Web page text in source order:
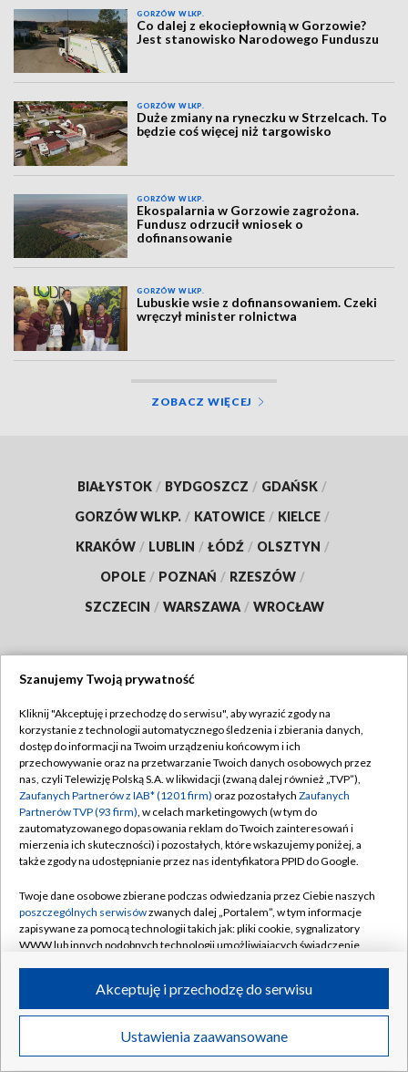
GORZÓW WLKP.
Co dalej z ekociepłownią w Gorzowie?
Jest stanowisko Narodowego Funduszu
GORZÓW WLKP.
Duże zmiany na ryneczku w Strzelcach. To
będzie coś więcej niż targowisko
GORZÓW WLKP.
Ekospalarnia w Gorzowie zagrożona.
Fundusz odrzucił wniosek o
dofinansowanie
GORZÓW WLKP.
Lubuskie wsie z dofinansowaniem. Czeki
wręczył minister rolnictwa
ZOBACZ WIĘCEJ
BIAŁYSTOK / BYDGOSZCZ / GDAŃSK /
GORZÓW WLKP. / KATOWICE / KIELCE /
KRAKÓW / LUBLIN / ŁÓDŹ / OLSZTYN /
OPOLE / POZNAŃ / RZESZÓW /
SZCZECIN / WARSZAWA / WROCŁAW
TVP
Abonament TVP
Emisja w TVP
Centrum informacji TVP
Naziemna Telewizja Cyfrowa
Rada Programowa
System NOS
Informacje o nadawcy
Program dla prasy
Ogłoszenie przetargowe
Regulamin TVP
Polityka prywatności
Moje zgody
Pomoc
Kontakt
Kanały
©2026 Telewizja Polska S.A. w likwidacji
Szanujemy Twoją prywatność
Kliknij "Akceptuję i przechodzę do serwisu", aby wyrazić zgody na
korzystanie z technologii automatycznego śledzenia i zbierania danych,
dostęp do informacji na Twoim urządzeniu końcowym i ich
przechowywanie oraz na przetwarzanie Twoich danych osobowych przez
nas, czyli Telewizję Polską S.A. w likwidacji (zwaną dalej również „TVP”),
Zaufanych Partnerów z IAB* (1201 firm) oraz pozostałych Zaufanych
Partnerów TVP (93 firm), w celach marketingowych (w tym do
zautomatyzowanego dopasowania reklam do Twoich zainteresowań i
mierzenia ich skuteczności) i pozostałych, które wskazujemy poniżej, a
także zgody na udostępnianie przez nas identyfikatora PPID do Google.
Twoje dane osobowe zbierane podczas odwiedzania przez Ciebie naszych
poszczególnych serwisówzwanych dalej „Portalem”, w tym informacje
zapisywane za pomocą technologii takich jak: pliki cookie, sygnalizatory
WWW lub innych podobnych technologii umożliwiających świadczenie
ruchu w Internecie.
Twoje dane osobowe zbierane podczas odwiedzania przez Ciebie
poszczególnych serwisówna Portalu, takie jak adresy IP, identyfikatory
Ustawienia zaawansowane
Akceptuję i przechodzę do serwisu